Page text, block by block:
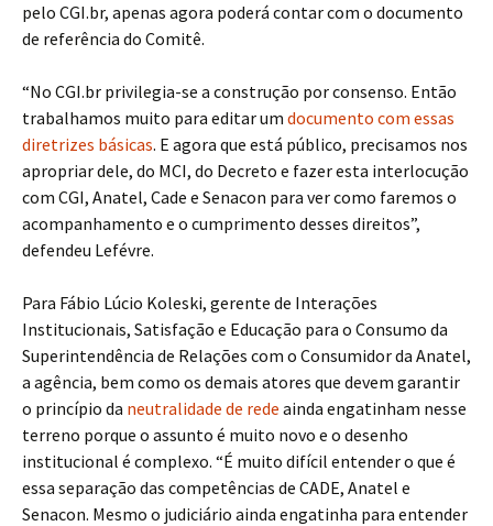
pelo CGI.br, apenas agora poderá contar com o documento
de referência do Comitê.
“No CGI.br privilegia-se a construção por consenso. Então
trabalhamos muito para editar um documento com essas
diretrizes básicas. E agora que está público, precisamos nos
apropriar dele, do MCI, do Decreto e fazer esta interlocução
com CGI, Anatel, Cade e Senacon para ver como faremos o
acompanhamento e o cumprimento desses direitos”,
defendeu Lefévre.
Para Fábio Lúcio Koleski, gerente de Interações
Institucionais, Satisfação e Educação para o Consumo da
Superintendência de Relações com o Consumidor da Anatel,
a agência, bem como os demais atores que devem garantir
o princípio da neutralidade de rede ainda engatinham nesse
terreno porque o assunto é muito novo e o desenho
institucional é complexo. “É muito difícil entender o que é
essa separação das competências de CADE, Anatel e
Senacon. Mesmo o judiciário ainda engatinha para entender